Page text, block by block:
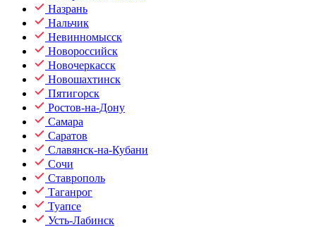
Назрань
Нальчик
Невинномысск
Новороссийск
Новочеркасск
Новошахтинск
Пятигорск
Ростов-на-Дону
Самара
Саратов
Славянск-на-Кубани
Сочи
Ставрополь
Таганрог
Туапсе
Усть-Лабинск